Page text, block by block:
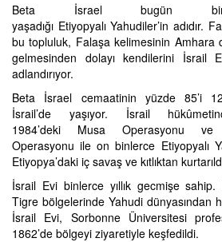
Beta İsrael bugün
yaşadığı Etiyopyalı Yahudiler’in adıdır.
bu topluluk, Falaşa kelimesinin Amhara
gelmesinden dolayı kendilerini İsrail
adlandırıyor.
Beta İsrael cemaatinin yüzde 85’i
İsrail’de yaşıyor. İsrail
1984’deki Musa Operasyonu ve
Operasyonu ile on binlerce Etiyopyalı
Etiyopya’daki iç savaş ve kıtlıktan
İsrail Evi binlerce yıllık gecmişe sahip.
Tigre bölgelerinde Yahudi dünyasından
İsrail Evi, Sorbonne Üniversitesi
1862’de bölgeyi ziyaretiyle keşfedildi.